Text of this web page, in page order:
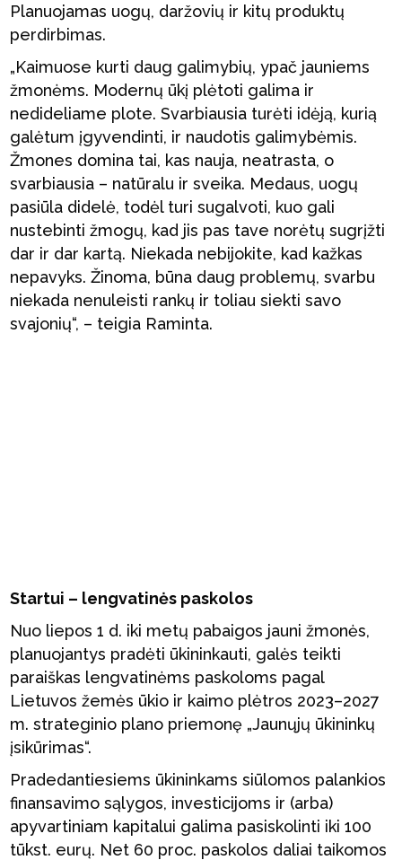
Planuojamas uogų, daržovių ir kitų produktų
perdirbimas.
„Kaimuose kurti daug galimybių, ypač jauniems
žmonėms. Modernų ūkį plėtoti galima ir
nedideliame plote. Svarbiausia turėti idėją, kurią
galėtum įgyvendinti, ir naudotis galimybėmis.
Žmones domina tai, kas nauja, neatrasta, o
svarbiausia – natūralu ir sveika. Medaus, uogų
pasiūla didelė, todėl turi sugalvoti, kuo gali
nustebinti žmogų, kad jis pas tave norėtų sugrįžti
dar ir dar kartą. Niekada nebijokite, kad kažkas
nepavyks. Žinoma, būna daug problemų, svarbu
niekada nenuleisti rankų ir toliau siekti savo
svajonių“, – teigia Raminta.
Startui – lengvatinės paskolos
Nuo liepos 1 d. iki metų pabaigos jauni žmonės,
planuojantys pradėti ūkininkauti, galės teikti
paraiškas lengvatinėms paskoloms pagal
Lietuvos žemės ūkio ir kaimo plėtros 2023–2027
m. strateginio plano priemonę „Jaunųjų ūkininkų
įsikūrimas“.
Pradedantiesiems ūkininkams siūlomos palankios
finansavimo sąlygos, investicijoms ir (arba)
apyvartiniam kapitalui galima pasiskolinti iki 100
tūkst. eurų. Net 60 proc. paskolos daliai taikomos